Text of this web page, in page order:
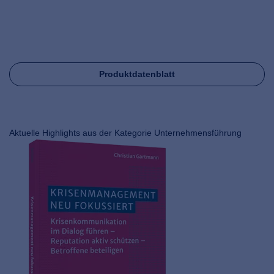
Produktdatenblatt
Aktuelle Highlights aus der Kategorie Unternehmensführung